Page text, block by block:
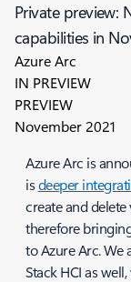
Private preview:
capabilities in
Azure Arc
IN PREVIEW
PREVIEW
November 2021
Azure Arc is
isdeeper
create and
therefore
to Azure Arc. We
Stack HCI as